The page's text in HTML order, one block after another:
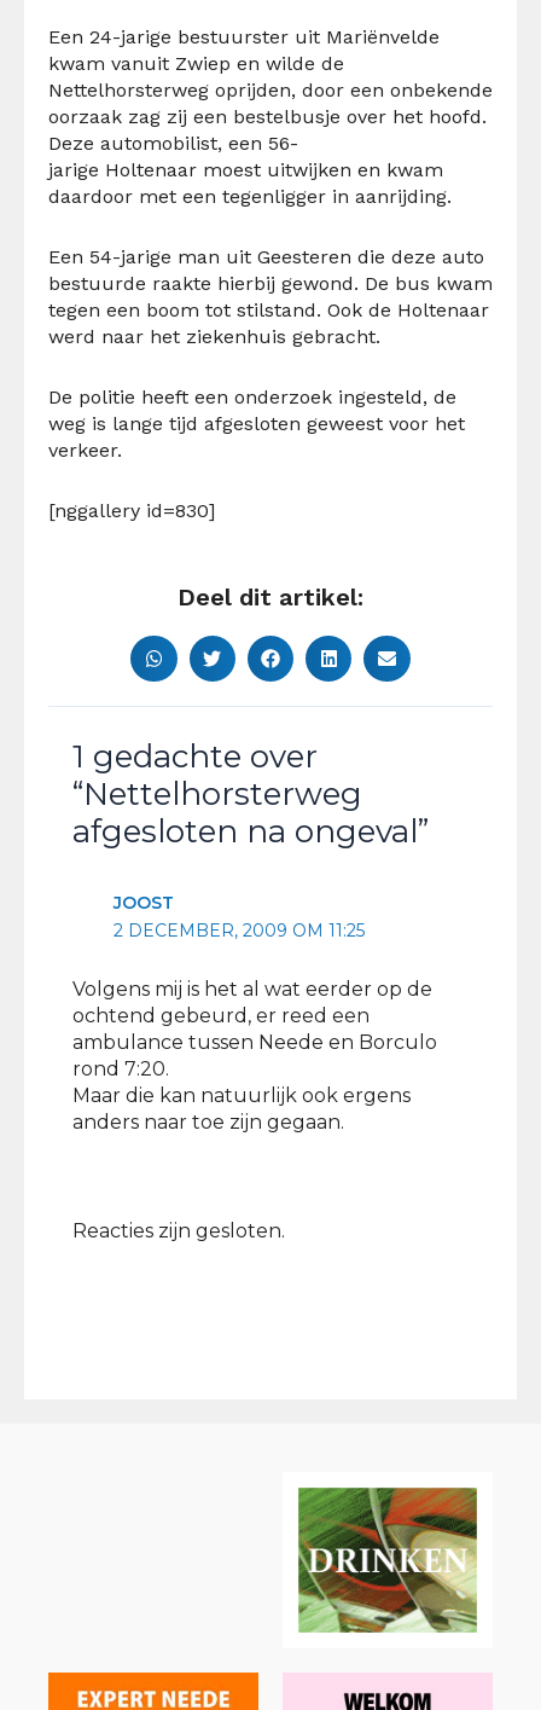
Een 24-jarige bestuurster uit Mariënvelde
kwam vanuit Zwiep en wilde de
Nettelhorsterweg oprijden, door een onbekende
oorzaak zag zij een bestelbusje over het hoofd.
Deze automobilist, een 56-
jarige Holtenaar moest uitwijken en kwam
daardoor met een tegenligger in aanrijding.
Een 54-jarige man uit Geesteren die deze auto
bestuurde raakte hierbij gewond. De bus kwam
tegen een boom tot stilstand. Ook de Holtenaar
werd naar het ziekenhuis gebracht.
De politie heeft een onderzoek ingesteld, de
weg is lange tijd afgesloten geweest voor het
verkeer.
[nggallery id=830]
Deel dit artikel:
1 gedachte over
“Nettelhorsterweg
afgesloten na ongeval”
JOOST
2 DECEMBER, 2009 OM 11:25
Volgens mij is het al wat eerder op de
ochtend gebeurd, er reed een
ambulance tussen Neede en Borculo
rond 7:20.
Maar die kan natuurlijk ook ergens
anders naar toe zijn gegaan.
Reacties zijn gesloten.